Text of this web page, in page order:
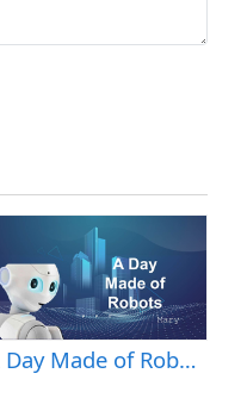
A Day Made of Robots